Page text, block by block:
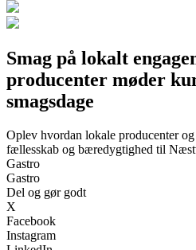
Smag på lokalt
producenter møder
smagsdage
Oplev hvordan lokale producenter
fællesskab og bæredygtighed til
Gastro
Gastro
Del og gør godt
X
Facebook
Instagram